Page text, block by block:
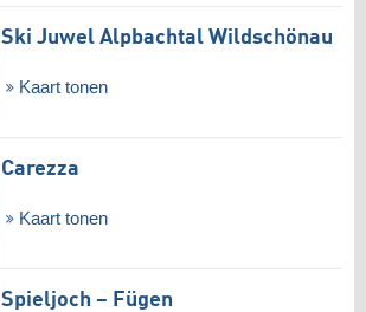
Ski Juwel Alpbachtal Wildschönau
Kaart tonen
Carezza
Kaart tonen
Spieljoch – Fügen